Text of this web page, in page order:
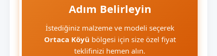
Adım Belirleyin
İstediğiniz malzeme ve modeli seçerek
Ortaca Köyü bölgesi için size özel fiyat
teklifinizi hemen alın.